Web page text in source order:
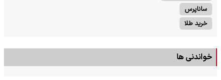
ساناپرس
خرید طلا
خواندنی ها